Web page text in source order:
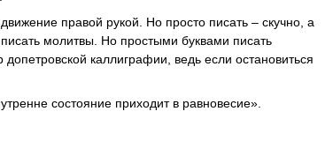
правой рукой. Но просто писать – скучно, а
молитвы. Но простыми буквами писать
каллиграфии, ведь если остановиться
состояние приходит в равновесие».